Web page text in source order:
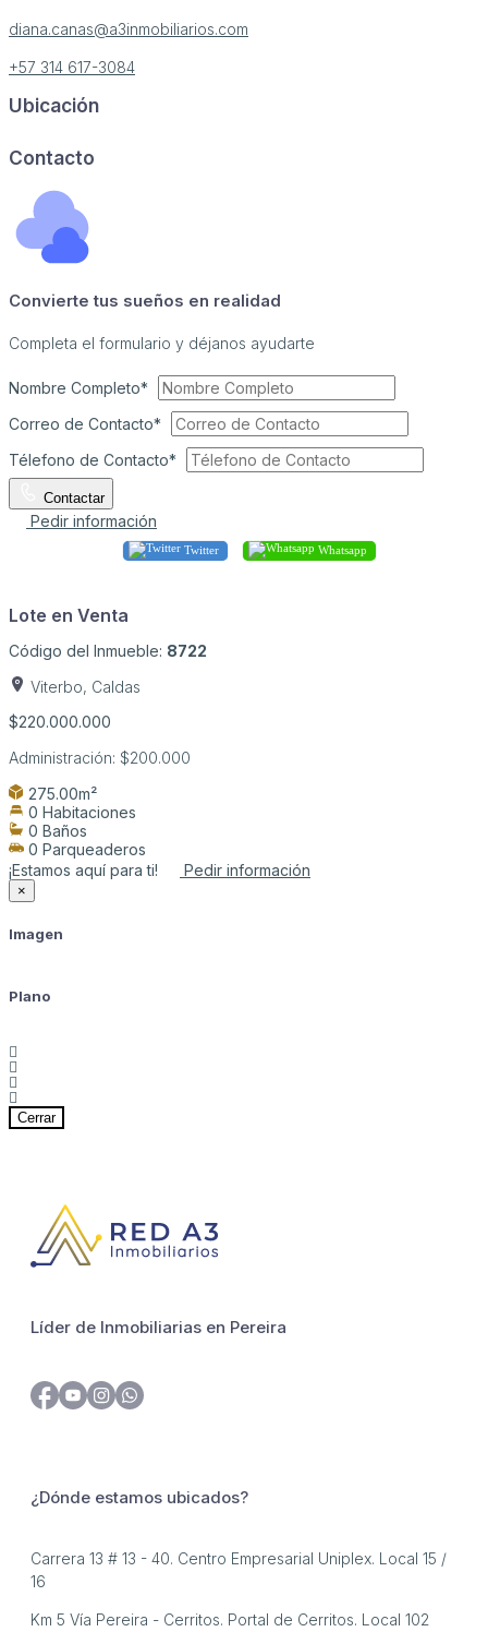
diana.canas@a3inmobiliarios.com
+57 314 617-3084
Ubicación
Contacto
Convierte tus sueños en realidad
Completa el formulario y déjanos ayudarte
Nombre Completo*
Correo de Contacto*
Télefono de Contacto*
Contactar
Pedir información
Twitter Whatsapp
Lote en Venta
Código del Inmueble: 8722
Viterbo, Caldas
$220.000.000
Administración: $200.000
275.00m²
0 Habitaciones
0 Baños
0 Parqueaderos
¡Estamos aquí para ti!
Pedir información
×
Imagen
Plano
Cerrar
Líder de Inmobiliarias en Pereira
¿Dónde estamos ubicados?
Carrera 13 # 13 - 40. Centro Empresarial Uniplex. Local 15 /
16
Km 5 Vía Pereira - Cerritos. Portal de Cerritos. Local 102